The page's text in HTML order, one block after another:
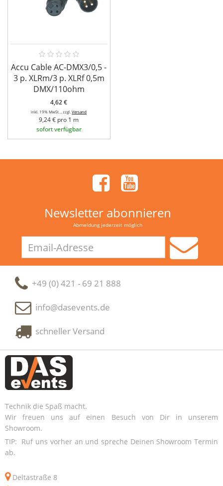
Accu Cable AC-DMX3/0,5 -
3 p. XLRm/3 p. XLRf 0,5m
DMX/110ohm
4,62 €
inkl. 19% MwSt. , zzgl.Versand
9,24 € pro 1 m
sofort verfügbar
Newsletter abonnieren
Abmeldung jederzeit möglich
Adresse
+49 (0) 421 - 69 21 888
info@dasevents.de
schneller Versand
Technik die Spaß macht.
Wir freuen uns auf einen Besuch von Dir in unserem
Showroom.
TIP: Ruf uns vorher an und spreche Deinen Showroom Termin
ab.
Deltastraße 8